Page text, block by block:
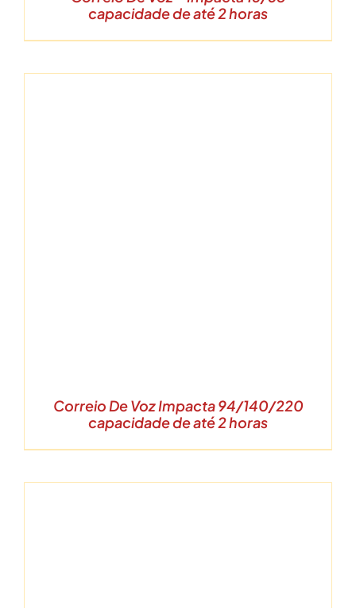
capacidade de até 2 horas
Correio De Voz Impacta 94/140/220
capacidade de até 2 horas